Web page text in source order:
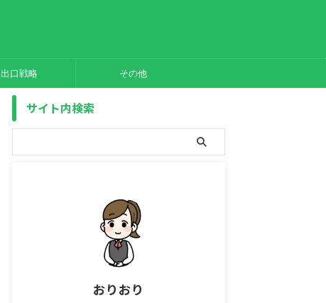
出口戦略 その他
サイト内検索
おりおり